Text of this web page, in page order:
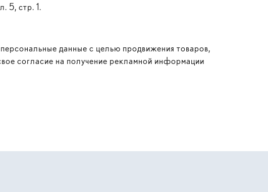
5, стр. 1.
данные с целью продвижения товаров,
согласие на получение рекламной информации